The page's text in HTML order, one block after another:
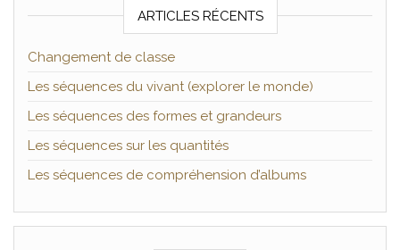
ARTICLES RÉCENTS
Changement de classe
Les séquences du vivant (explorer le monde)
Les séquences des formes et grandeurs
Les séquences sur les quantités
Les séquences de compréhension d’albums